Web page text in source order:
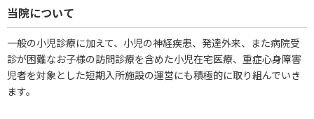
当院について
一般の小児診療に加えて、小児の神経疾患、発達外来、また病院受
診が困難なお子様の訪問診療を含めた小児在宅医療、重症心身障害
児者を対象とした短期入所施設の運営にも積極的に取り組んでいき
ます。